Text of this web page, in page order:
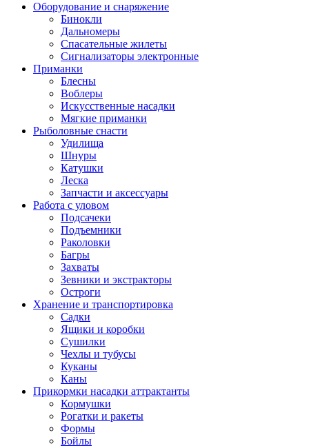
Оборудование и снаряжение
Бинокли
Дальномеры
Спасательные жилеты
Сигнализаторы электронные
Приманки
Блесны
Воблеры
Искусственные насадки
Мягкие приманки
Рыболовные снасти
Удилища
Шнуры
Катушки
Леска
Запчасти и аксессуары
Работа с уловом
Подсачеки
Подъемники
Раколовки
Багры
Захваты
Зевники и экстракторы
Остроги
Хранение и транспортировка
Садки
Ящики и коробки
Сушилки
Чехлы и тубусы
Куканы
Каны
Прикормки насадки аттрактанты
Кормушки
Рогатки и ракеты
Формы
Бойлы